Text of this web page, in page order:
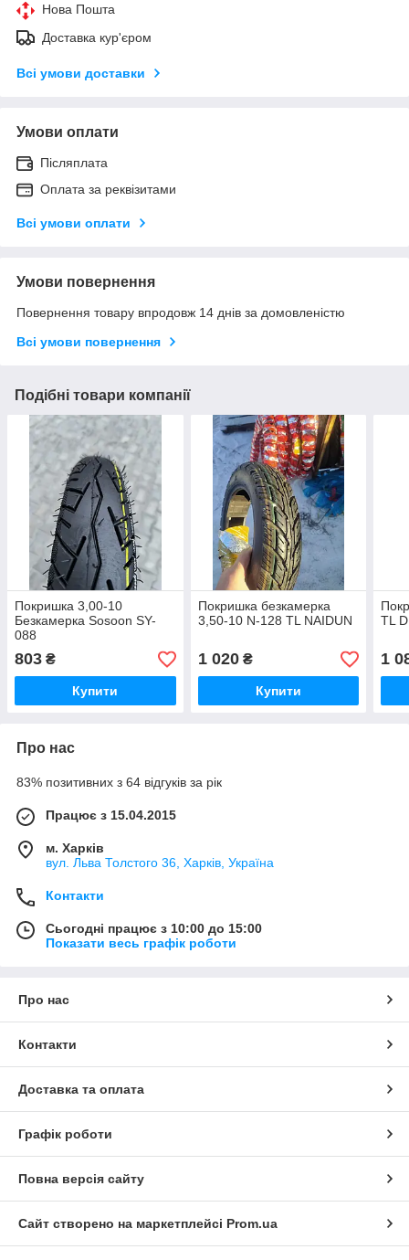
Нова Пошта
Доставка кур'єром
Всі умови доставки
Умови оплати
Післяплата
Оплата за реквізитами
Всі умови оплати
Умови повернення
Повернення товару впродовж 14 днів за домовленістю
Всі умови повернення
Подібні товари компанії
Покришка 3,00-10
Безкамерка Sosoon SY-
088
803 ₴
Купити
Покришка безкамерка
3,50-10 N-128 TL NAIDUN
1 020₴
Купити
TL
1
Про нас
83% позитивних з 64 відгуків за рік
Працює з 15.04.2015
м. Харків
вул. Льва Толстого 36, Харків, Україна
Контакти
Сьогодні працює з 10:00 до 15:00
Показати весь графік роботи
Про нас
Контакти
Доставка та оплата
Графік роботи
Повна версія сайту
Сайт створено на маркетплейсі Prom.ua